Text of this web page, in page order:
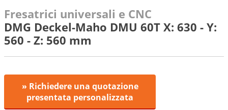
Fresatrici universali e CNC
DMG Deckel-Maho DMU 60T X: 630 - Y:
560 - Z: 560 mm
» Richiedere una quotazione
presentata personalizzata